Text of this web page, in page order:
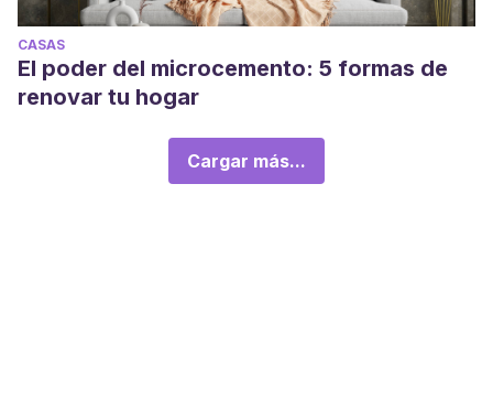
CASAS
El poder del microcemento: 5 formas de
renovar tu hogar
Cargar más...